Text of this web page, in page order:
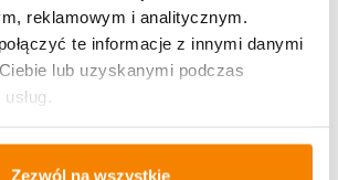
reklamowym i analitycznym.
te informacje z innymi danymi
lub uzyskanymi podczas
Zezwól na wszystkie